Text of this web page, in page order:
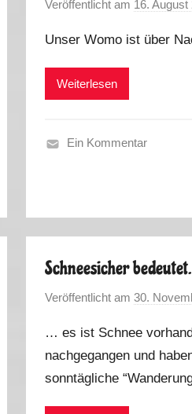
r
u
g
0
Veröffentlicht am 16. August
Unser Womo ist über
Weiterlesen
r
0
Ein Kommentar
Schneesicher
Veröffentlicht am30.
… es ist Schnee
nachgegangen und
sonntägliche